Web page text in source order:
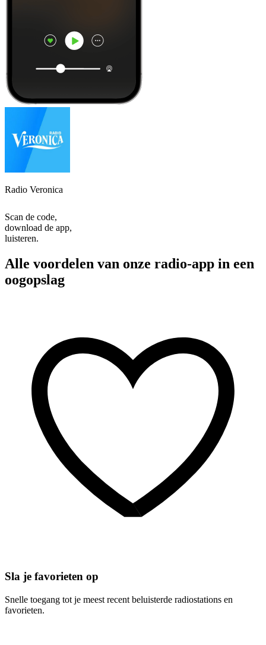
Radio Veronica
Scan de code,
download de app,
luisteren.
Alle voordelen van onze radio-app in een
oogopslag
Sla je favorieten op
Snelle toegang tot je meest recent beluisterde radiostations en
favorieten.